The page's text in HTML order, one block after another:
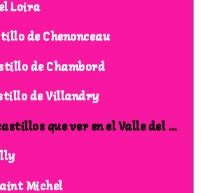
Loira
de Chenonceau
de Chambord
de Villandry
11 castillos que ver en el Valle del Loira
Michel